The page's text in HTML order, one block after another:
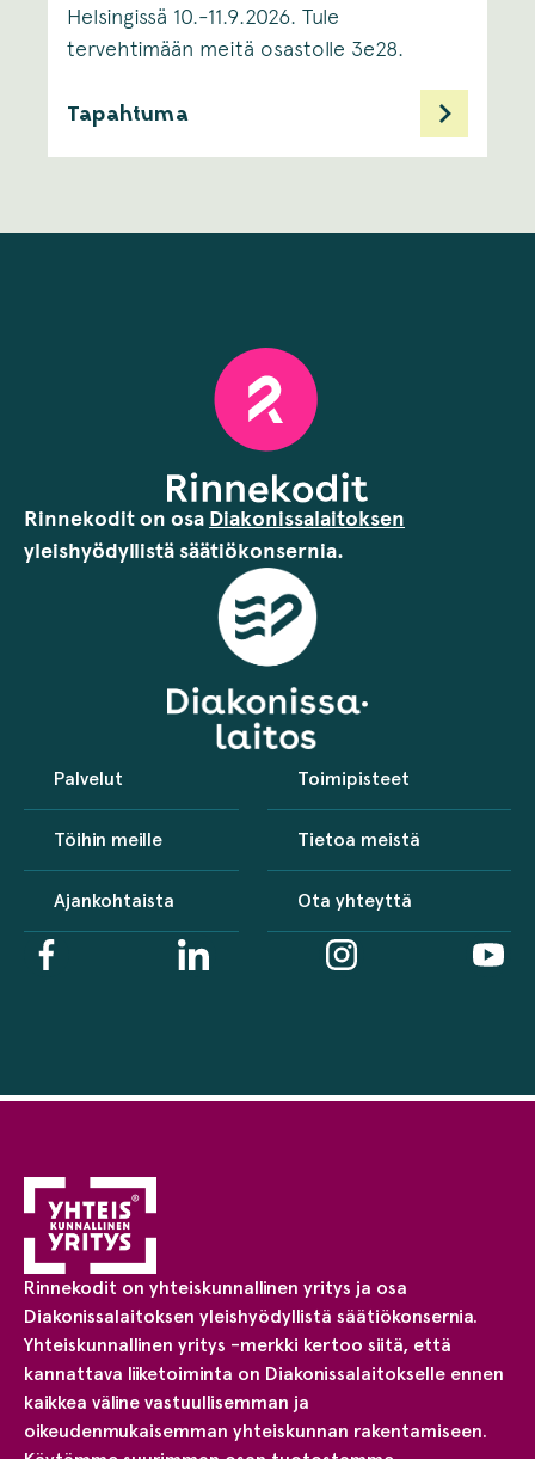
Helsingissä 10.-11.9.2026. Tule
tervehtimään meitä osastolle 3e28.
Tapahtuma
Rinnekodit on osa Diakonissalaitoksen
yleishyödyllistä säätiökonsernia.
Palvelut Toimipisteet
Töihin meille Tietoa meistä
Ajankohtaista Ota yhteyttä
Rinnekodit on yhteiskunnallinen yritys ja osa
Diakonissalaitoksen yleishyödyllistä säätiökonsernia.
Yhteiskunnallinen yritys -merkki kertoo siitä, että
kannattava liiketoiminta on Diakonissalaitokselle ennen
kaikkea väline vastuullisemman ja
oikeudenmukaisemman yhteiskunnan rakentamiseen.